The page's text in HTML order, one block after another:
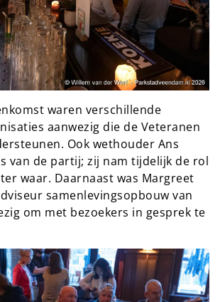
waren verschillende
aanwezig die de Veteranen
Ook wethouder Ans
van de partij; zij nam tijdelijk de rol
waar. Daarnaast was Margreet
samenlevingsopbouw van
om met bezoekers in gesprek te